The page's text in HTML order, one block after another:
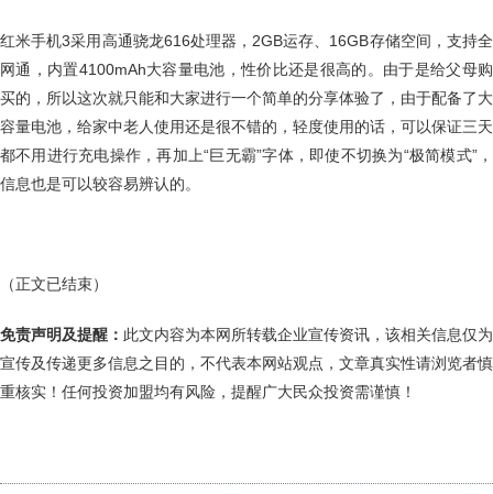
红米手机3采用高通骁龙616处理器，2GB运存、16GB存储空间，支持全
网通，内置4100mAh大容量电池，性价比还是很高的。由于是给父母购
买的，所以这次就只能和大家进行一个简单的分享体验了，由于配备了大
容量电池，给家中老人使用还是很不错的，轻度使用的话，可以保证三天
都不用进行充电操作，再加上“巨无霸”字体，即使不切换为“极简模式”，
信息也是可以较容易辨认的。
（正文已结束）
免责声明及提醒： 此文内容为本网所转载企业宣传资讯，该相关信息仅为
宣传及传递更多信息之目的，不代表本网站观点，文章真实性请浏览者慎
重核实！任何投资加盟均有风险，提醒广大民众投资需谨慎！